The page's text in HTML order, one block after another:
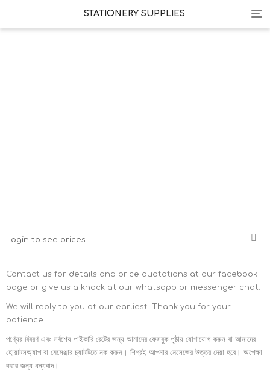
STATIONERY SUPPLIES
Login to see prices.
Contact us for details and price quotations at our facebook
page or give us a knock at our whatsapp or messenger chat.
We will reply to you at our earliest. Thank you for your
patience.
পণ্যের বিবরণ এবং সর্বশেষ পাইকারি রেটের জন্য আমাদের ফেসবুক পৃষ্ঠায় যোগাযোগ করুন বা আমাদের
হোয়াটসঅ্যাপ বা মেসেঞ্জার চ্যাটটিতে নক করুন। শিগ্রই আপনার মেসেজের উত্তর দেয়া হবে। অপেক্ষা
করার জন্য ধন্যবাদ।